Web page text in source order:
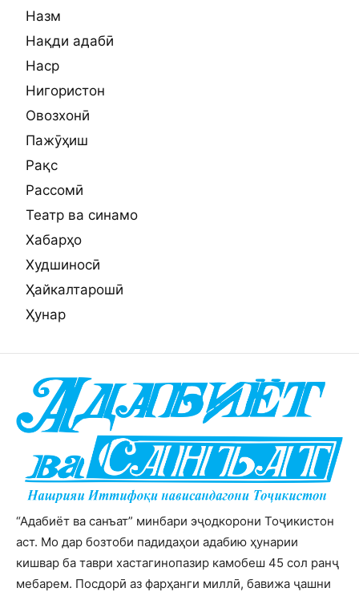
Назм
Нақди адабӣ
Наср
Нигористон
Овозхонӣ
Пажӯҳиш
Рақс
Рассомӣ
Театр ва синамо
Хабарҳо
Худшиносӣ
Ҳайкалтарошӣ
Ҳунар
“Адабиёт ва санъат” минбари эҷодкорони Тоҷикистон
аст. Мо дар бозтоби падидаҳои адабию ҳунарии
кишвар ба таври хастагинопазир камобеш 45 сол ранҷ
мебарем. Посдорӣ аз фарҳанги миллӣ, бавижа ҷашни